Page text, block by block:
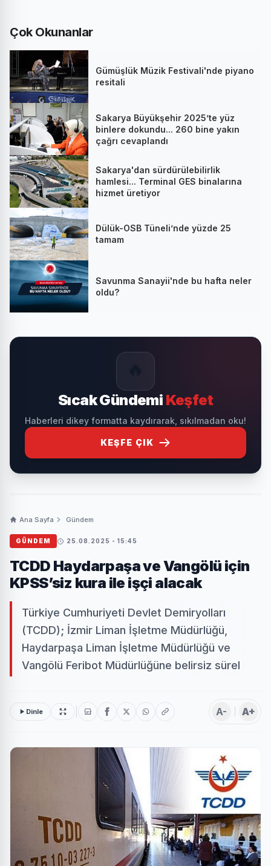
Çok Okunanlar
Gümüşlük Müzik Festivali'nde piyano
resitali
Sakarya Büyükşehir 2025’te yüz
binlere dokundu... 260 bine yakın
çağrı cevaplandı
Sakarya'dan sürdürülebilirlik
hamlesi... Terminal GES binalarına
hizmet üretiyor
Dülük-OSB Tüneli’nde yüzde 25
tamam
Savunma Sanayii'nde bu hafta neler
oldu?
Sıcak Gündemi Keşfet
Haberleri dikey formatta kaydırarak, sıkılmadan oku!
KEŞFE ÇIK
Ana Sayfa Gündem
GÜNDEM 25.08.2025 - 15:45
TCDD Haydarpaşa ve Vangölü için
KPSS’siz kura ile işçi alacak
Türkiye Cumhuriyeti Devlet Demiryolları
(TCDD); İzmir Liman İşletme Müdürlüğü,
Haydarpaşa Liman İşletme Müdürlüğü ve
Vangölü Feribot Müdürlüğüne belirsiz sürel
Dinle A- A+